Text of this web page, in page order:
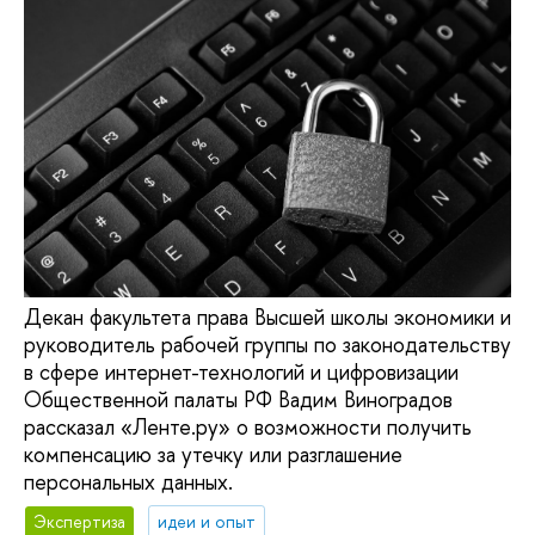
Декан факультета права Высшей школы экономики и
руководитель рабочей группы по законодательству
в сфере интернет-технологий и цифровизации
Общественной палаты РФ Вадим Виноградов
рассказал «Ленте.ру» о возможности получить
компенсацию за утечку или разглашение
персональных данных.
Экспертиза
идеи и опыт